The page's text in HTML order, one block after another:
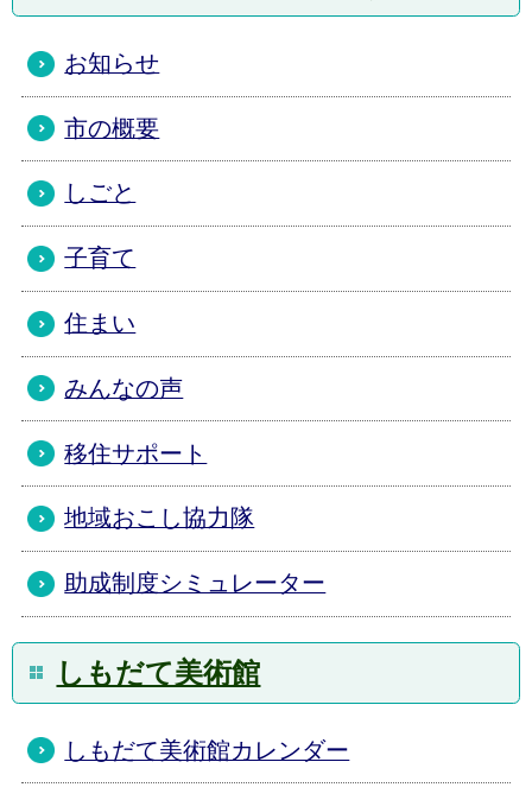
お知らせ
市の概要
しごと
子育て
住まい
みんなの声
移住サポート
地域おこし協力隊
助成制度シミュレーター
しもだて美術館
しもだて美術館カレンダー